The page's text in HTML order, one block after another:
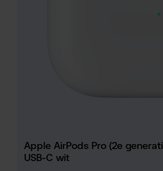
Apple AirPods Pro (2e
USB-C wit